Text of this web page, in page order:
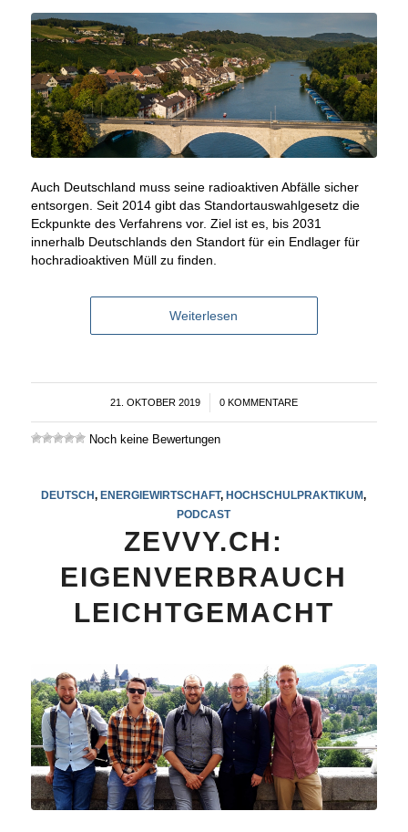
Auch Deutschland muss seine radioaktiven Abfälle sicher
entsorgen. Seit 2014 gibt das Standortauswahlgesetz die
Eckpunkte des Verfahrens vor. Ziel ist es, bis 2031
innerhalb Deutschlands den Standort für ein Endlager für
hochradioaktiven Müll zu finden.
Weiterlesen
21. OKTOBER 2019
/ 0 KOMMENTARE
Noch keine Bewertungen
DEUTSCH, ENERGIEWIRTSCHAFT, HOCHSCHULPRAKTIKUM,
PODCAST
ZEVVY.CH:
EIGENVERBRAUCH
LEICHTGEMACHT